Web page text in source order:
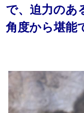
で、迫力のあ
角度から堪能